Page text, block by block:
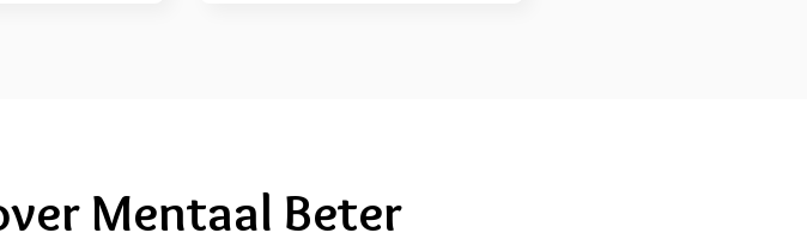
Mentaal Beter